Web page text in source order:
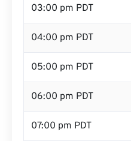
03:00 pm PDT
04:00 pm PDT
05:00 pm PDT
06:00 pm PDT
07:00 pm PDT